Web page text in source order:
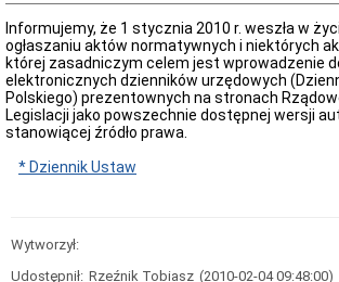
Wyposażenie
Stan
przyjmowanych
spraw
w
2019
2020
r.
Informujemy, że 1 stycznia 2010 r. weszła w
ogłaszaniu aktów normatywnych i niektórych
której zasadniczym celem jest wprowadzenie
elektronicznych dzienników urzędowych
Polskiego) prezentownych na stronach
Legislacji jako powszechnie dostępnej wersji
stanowiącej źródło prawa.
* Dziennik Ustaw
Wytworzył:
Udostępnił: Rzeźnik Tobiasz (2010-02-04 09:48:00)